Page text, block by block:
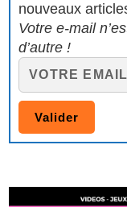
nouveaux
Votre e-mail
d’autre !